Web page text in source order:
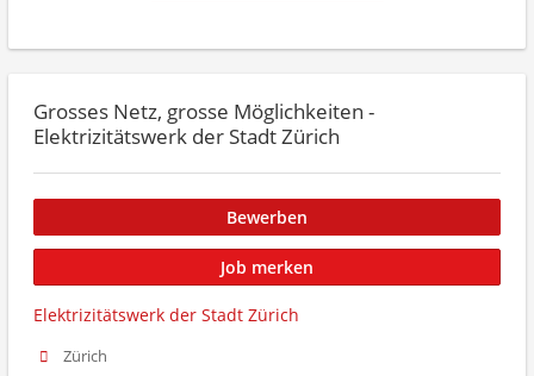
Grosses Netz, grosse Möglichkeiten -
Elektrizitätswerk der Stadt Zürich
Bewerben
Job merken
Elektrizitätswerk der Stadt Zürich
Zürich